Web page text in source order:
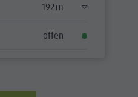
192 m
offen